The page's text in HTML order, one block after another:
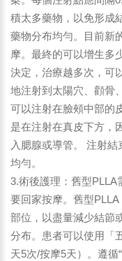
積太多藥物，以免形成
藥物分布均勻。目前新
摩。最終的可以增生多
決定，治療越多次，可
地注射到太陽穴、顴骨
可以注射在臉頰中部的
是在注射在真皮下方，
入腮腺或導管。 注射
均勻。
3.術後護理：舊型PLLA
要回家按摩。舊型
部位，以盡量減少結節
分布。患者可以使用「
天5次/按摩5天）。遵循